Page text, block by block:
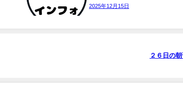
2025年12月15日
２６日の